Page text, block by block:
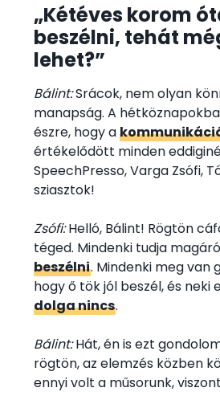
„Kétéves korom
beszélni, tehát
lehet?”
Bálint:Srácok, nem olyan
manapság. A
észre, hogy a
értékelődött minden
SpeechPresso, Varga Zsófi,
sziasztok!
Zsófi:Helló, Bálint! Rögtön
téged. Mindenki tudja
beszélni. Mindenki meg van
hogy ő tök jól beszél, és neki
dolga nincs.
Bálint:Hát, én is ezt
rögtön, az elemzés közben
ennyi volt a műsorunk,